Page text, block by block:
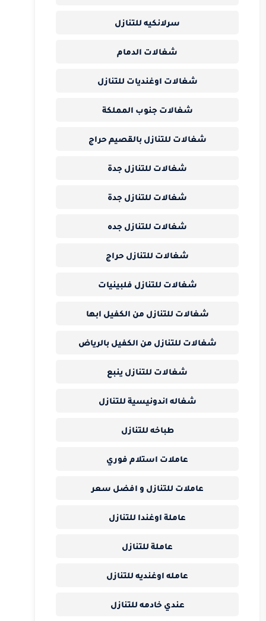
سرلانكيه للتنازل
شغالات الدمام
شغالات اوغنديات للتنازل
شغالات جنوب المملكة
شغالات للتنازل بالقصيم حراج
شغالات للتنازل جدة
شغالات للتنازل جدة
شغالات للتنازل جده
شغالات للتنازل حراج
شغالات للتنازل فلبينيات
شغالات للتنازل من الكفيل ابها
شغالات للتنازل من الكفيل بالرياض
شغالات للتنازل ينبع
شغاله اندونيسية للتنازل
طباخه للتنازل
عاملات استلام فوري
عاملات للتنازل و افضل سعر
عاملة اوغندا للتنازل
عاملة للتنازل
عامله اوغنديه للتنازل
عندي خادمه للتنازل